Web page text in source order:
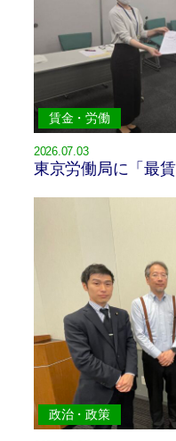
賃金・労働
2026.07.03
東京労働局に「最
政治・政策